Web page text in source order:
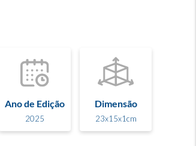
Ano de Edição
2025
Dimensão
23x15x1cm